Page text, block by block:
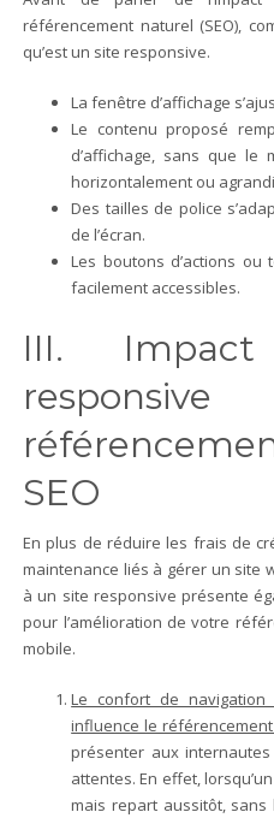
référencement naturel (SEO),
qu’est un site responsive.
La fenêtre d’affichage
Le contenu proposé
d’affichage, sans que
horizontalement ou
Des tailles de police
de l’écran.
Les boutons d’actions
facilement accessibles.
III.
SEO
En plus de réduire les frais de
maintenance liés à gérer un site
à un site responsive présente
pour l’amélioration de votre
mobile.
Le confort de navigation
influence le
présenter aux
attentes. En effet,
mais repart aussitôt,